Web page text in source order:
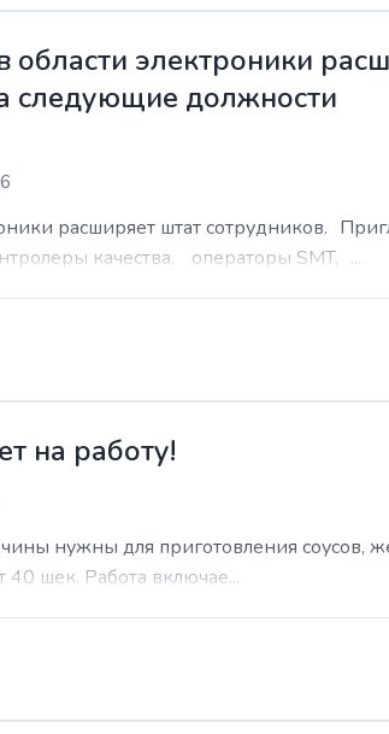
электроники
следующие должности
расширяет штат сотрудников.
качества, операторы SMT, ...
на работу!
нужны для приготовления соусов,
40 шек. Работа включае...